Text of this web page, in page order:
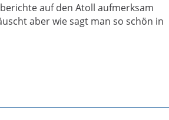
auf den Atoll aufmerksam
aber wie sagt man so schön in